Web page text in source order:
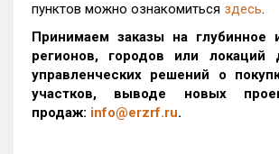
пунктов можно ознакомиться здесь.
Принимаем заказы на глубинное
регионов, городов или локаций
управленческих решений о
участков, выводе новых
продаж: info@erzrf.ru.